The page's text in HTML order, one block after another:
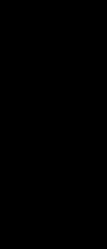
süredir devam
sağanak